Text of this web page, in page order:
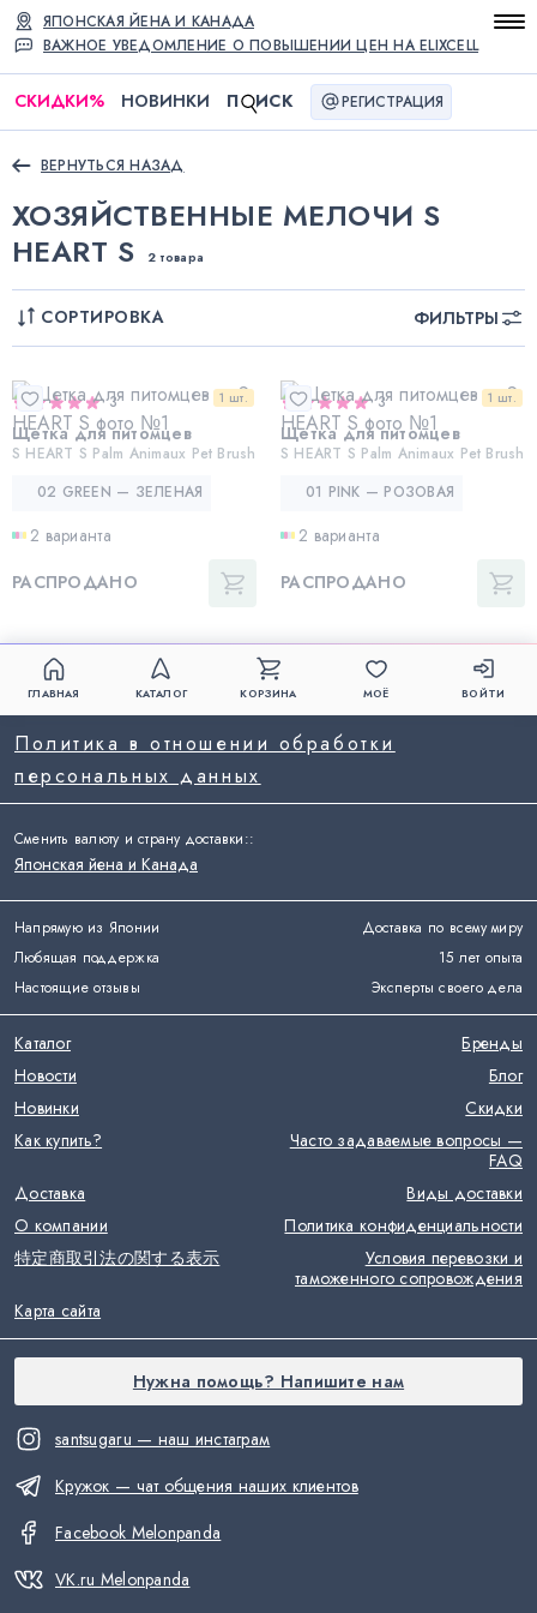
ВАЖНОЕ УВЕДОМЛЕНИЕ О ПОВЫШЕНИИ ЦЕН НА ELIXCELL
ЯПОНСКАЯ ЙЕНА И КАНАДА
СКИДКИ% НОВИНКИ П ИСК РЕГИСТРАЦИЯ
ВЕРНУТЬСЯ НАЗАД
ХОЗЯЙСТВЕННЫЕ МЕЛОЧИ S
HEART S
2 товара
СОРТИРОВКА ФИЛЬТРЫ
1 шт.
3
Щетка для питомцев
S HEART S Palm Animaux Pet Brush
02 GREEN — ЗЕЛЕНАЯ
2 варианта
РАСПРОДАНО
1 шт.
3
Щетка для питомцев
S HEART S Palm Animaux Pet Brush
01 PINK — РОЗОВАЯ
2 варианта
РАСПРОДАНО
ГЛАВНАЯ КАТАЛОГ КОРЗИНА МОЁ ВОЙТИ
Напрямую из Японии
Доставка по всему миру
Любящая поддержка
15 лет опыта
Настоящие отзывы
Эксперты своего дела
santsugaru — наш инстаграм
Кружок — чат общения наших клиентов
Facebook Melonpanda
VK.ru Melonpanda
Политика в отношении обработки
персональных данных
Каталог
Бренды
Новости
Блог
Новинки
Скидки
Как купить?
Часто задаваемые вопросы —
FAQ
Доставка
Виды доставки
О компании
Политика конфиденциальности
特定商取引法の関する表示
Условия перевозки и
таможенного сопровождения
Карта сайта
Сменить валюту и страну доставки::
Японская йена и Канада
Нужна помощь? Напишите нам